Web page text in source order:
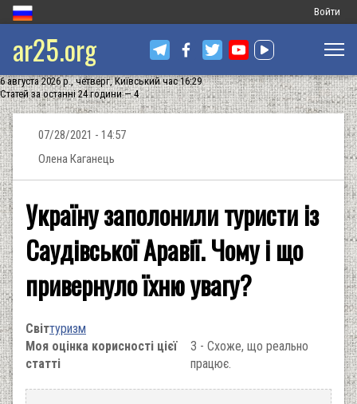
Меню
запису
Войти
ar25.org
6 августа 2026 р., четверг, Київський час 16:29
Статей за останні 24 години — 4
07/28/2021 - 14:57
Олена Каганець
Україну заполонили туристи із
Саудівської Аравії. Чому і що
привернуло їхню увагу?
Світтуризм
Моя оцінка корисності цієї
статті
3 - Схоже, що реально
працює.